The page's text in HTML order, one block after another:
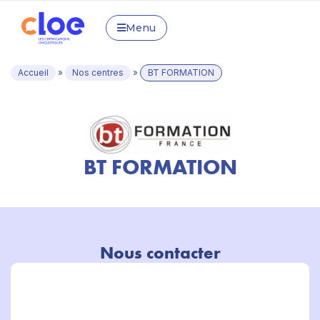
Menu
Accueil » Nos centres » BT FORMATION
BT FORMATION
Nous contacter